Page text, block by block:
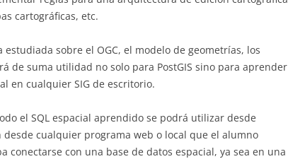
cartográficas, etc.
sobre el OGC, el modelo de geometrías, los
de suma utilidad no solo para PostGIS sino para aprender
en cualquier SIG de escritorio.
el SQL espacial aprendido se podrá utilizar desde
cualquier programa web o local que el alumno
conectarse con una base de datos espacial, ya sea en una